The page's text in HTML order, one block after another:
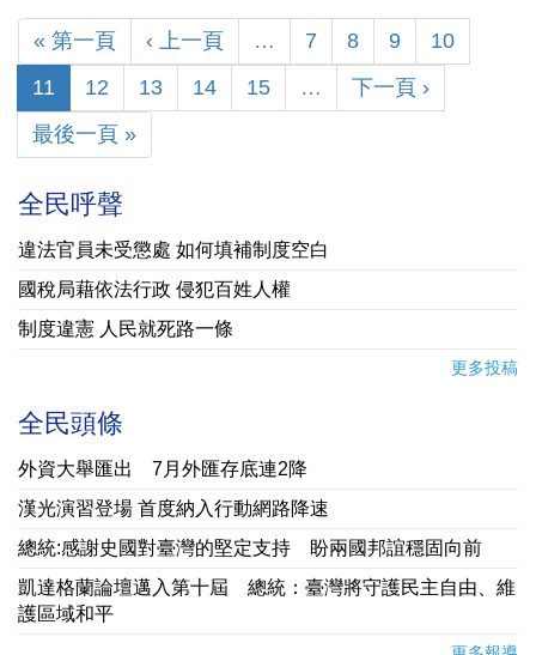
« 第一頁 ‹ 上一頁 … 7 8 9
10
11
12 13 14 15 …
下一頁 ›
最後一頁 »
全民呼聲
違法官員未受懲處 如何填補制度空白
國稅局藉依法行政 侵犯百姓人權
制度違憲 人民就死路一條
更多投稿
全民頭條
外資大舉匯出 7月外匯存底連2降
漢光演習登場 首度納入行動網路降速
總統:感謝史國對臺灣的堅定支持 盼兩國邦誼穩固向前
凱達格蘭論壇邁入第十屆 總統：臺灣將守護民主自由、維
護區域和平